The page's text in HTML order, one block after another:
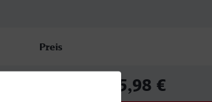
Preis
75,98 €